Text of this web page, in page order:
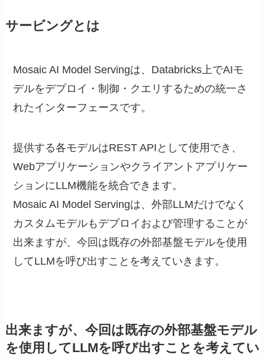
サービングとは
Mosaic AI Model Servingは、Databricks上でAIモ
デルをデプロイ・制御・クエリするための統一さ
れたインターフェースです。
提供する各モデルはREST APIとして使用でき、
Webアプリケーションやクライアントアプリケー
ションにLLM機能を統合できます。
Mosaic AI Model Servingは、外部LLMだけでなく
カスタムモデルもデプロイおよび管理することが
出来ますが、今回は既存の外部基盤モデルを使用
してLLMを呼び出すことを考えていきます。
出来ますが、今回は既存の外部基盤モデル
を使用してLLMを呼び出すことを考えてい